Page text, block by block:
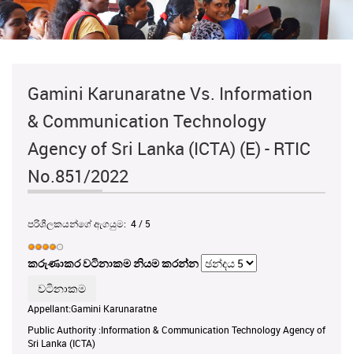
Gamini Karunaratne Vs. Information
& Communication Technology
Agency of Sri Lanka (ICTA) (E) - RTIC
No.851/2022
පරිශීලකයන්ගේ ඇගයුම: 4/ 5
කරුණාකර වටිනාකම නියම කරන්න
Appellant:Gamini Karunaratne
Public Authority :Information & Communication Technology Agency of
Sri Lanka (ICTA)